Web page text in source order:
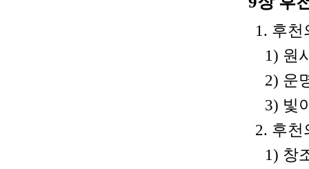
1. 후천
1) 원
2) 운
3) 빛
2. 후천
1) 창